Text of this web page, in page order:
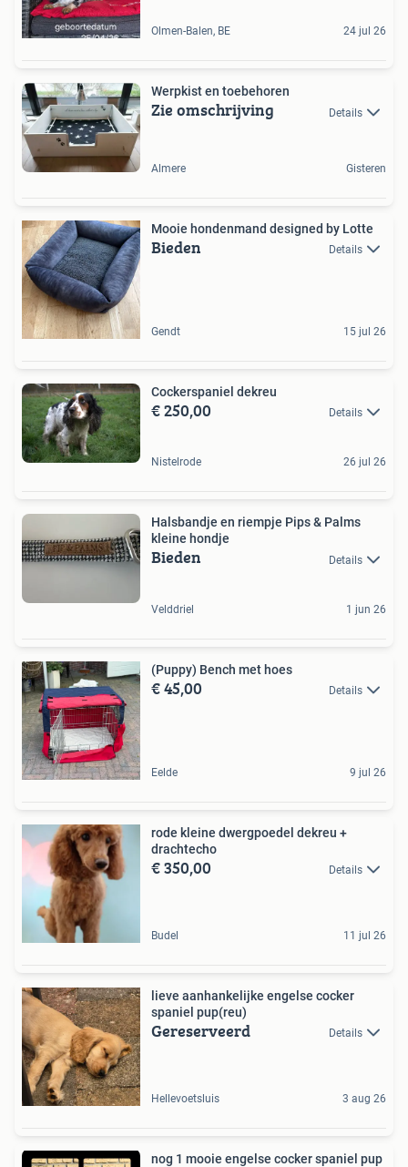
Olmen-Balen, BE 24 jul 26
Werpkist en toebehoren
Zie omschrijving Details
Almere Gisteren
Mooie hondenmand designed by Lotte
Bieden Details
Gendt 15 jul 26
Cockerspaniel dekreu
€ 250,00 Details
Nistelrode 26 jul 26
Halsbandje en riempje Pips & Palms
kleine hondje
Bieden Details
Velddriel 1 jun 26
(Puppy) Bench met hoes
€ 45,00 Details
Eelde 9 jul 26
rode kleine dwergpoedel dekreu +
drachtecho
€ 350,00 Details
Budel 11 jul 26
lieve aanhankelijke engelse cocker
spaniel pup(reu)
Gereserveerd Details
Hellevoetsluis 3 aug 26
nog 1 mooie engelse cocker spaniel pup